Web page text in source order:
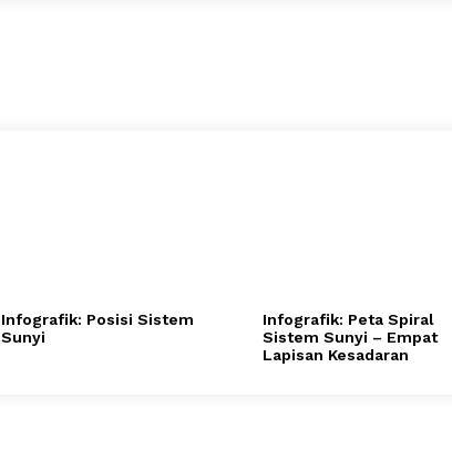
Infografik: Posisi Sistem
Sunyi
Infografik: Peta Spiral
Sistem Sunyi – Empat
Lapisan Kesadaran